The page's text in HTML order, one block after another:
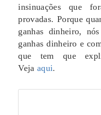
insinuações que
provadas. Porque
ganhas dinheiro,
ganhas dinheiro e
que tem que
Vejaaqui.